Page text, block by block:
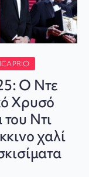
Ο Ντε
Χρυσό
Ντι
χαλί